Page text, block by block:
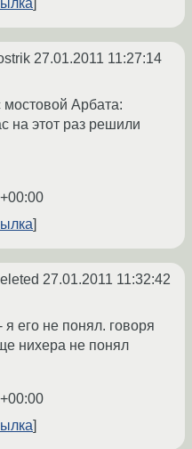
27.01.2011 11:27:14
мостовой Арбата:
на этот раз решили
27.01.2011 11:32:42
его не понял. говоря
нихера не понял